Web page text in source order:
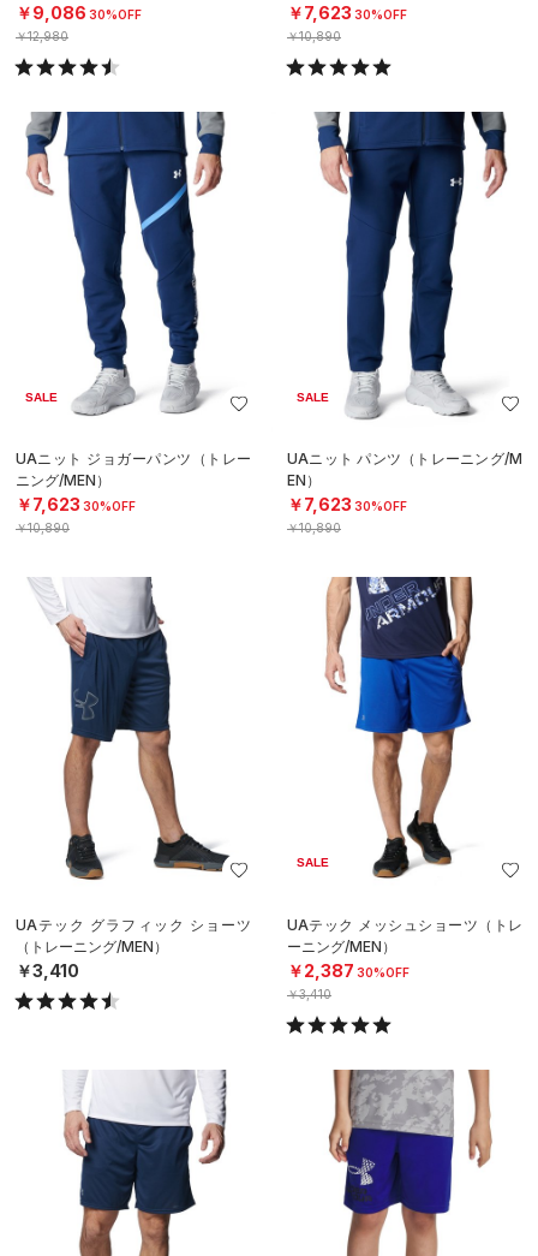
￥9,086 30%OFF
￥12,980
￥7,623 30%OFF
￥10,890
SALE
UAニット ジョガーパンツ（トレー
ニング/MEN）
￥7,623 30%OFF
￥10,890
SALE
UAニット パンツ（トレーニング/M
EN）
￥7,623 30%OFF
￥10,890
UAテック グラフィック ショーツ
（トレーニング/MEN）
￥3,410
SALE
UAテック メッシュショーツ（トレ
ーニング/MEN）
￥2,387 30%OFF
￥3,410